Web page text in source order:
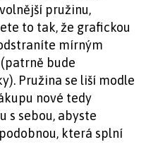
pružinu,
to tak, že grafickou
mírným
bude
Pružina se liší modle
nové tedy
s sebou, abyste
která splní